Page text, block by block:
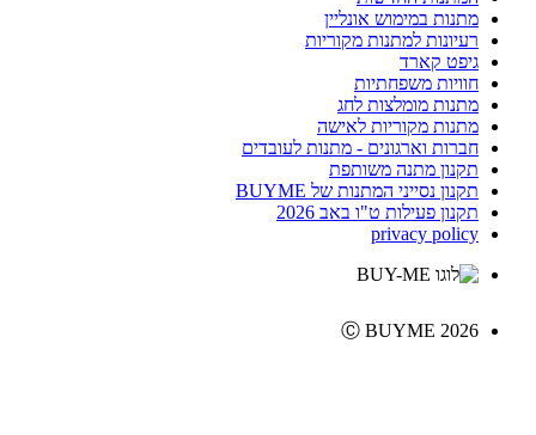
מתנות במימוש אונליין
רעיונות למתנות מקוריות
גיפט קארד
חוויות משפחתיות
מתנות מומלצות לחג
מתנות מקוריות לאישה
חברות וארגונים - מתנות לעובדים
תקנון מתנה משותפת
תקנון נסייני המתנות של BUYME
תקנון פעילות ט"ו באב 2026
privacy policy
Ⓒ BUYME 2026